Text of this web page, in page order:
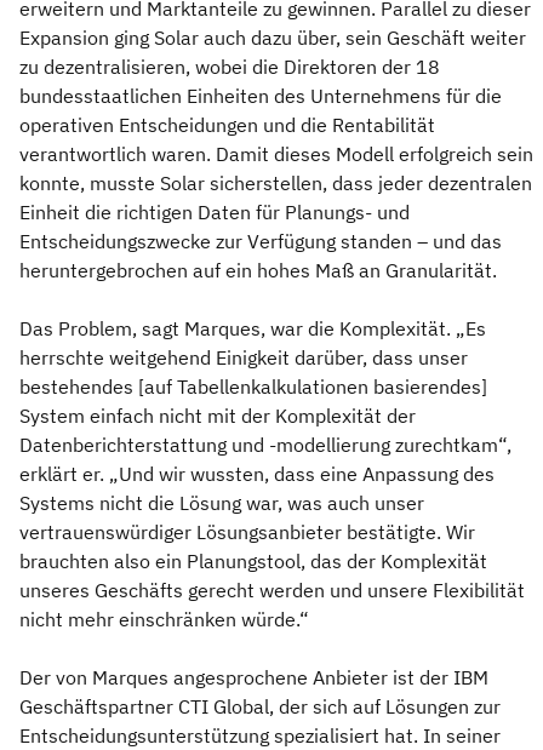
erweitern und Marktanteile zu gewinnen. Parallel zu dieser
Expansion ging Solar auch dazu über, sein Geschäft weiter
zu dezentralisieren, wobei die Direktoren der 18
bundesstaatlichen Einheiten des Unternehmens für die
operativen Entscheidungen und die Rentabilität
verantwortlich waren. Damit dieses Modell erfolgreich sein
konnte, musste Solar sicherstellen, dass jeder dezentralen
Einheit die richtigen Daten für Planungs- und
Entscheidungszwecke zur Verfügung standen – und das
heruntergebrochen auf ein hohes Maß an Granularität.
Das Problem, sagt Marques, war die Komplexität. „Es
herrschte weitgehend Einigkeit darüber, dass unser
bestehendes [auf Tabellenkalkulationen basierendes]
System einfach nicht mit der Komplexität der
Datenberichterstattung und -modellierung zurechtkam“,
erklärt er. „Und wir wussten, dass eine Anpassung des
Systems nicht die Lösung war, was auch unser
vertrauenswürdiger Lösungsanbieter bestätigte. Wir
brauchten also ein Planungstool, das der Komplexität
unseres Geschäfts gerecht werden und unsere Flexibilität
nicht mehr einschränken würde.“
Der von Marques angesprochene Anbieter ist der IBM
Geschäftspartner CTI Global, der sich auf Lösungen zur
Entscheidungsunterstützung spezialisiert hat. In seiner